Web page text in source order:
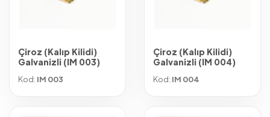
Çiroz (Kalıp Kilidi)
Galvanizli (IM 003)
Kod: IM 003
Çiroz (Kalıp Kilidi)
Galvanizli (IM 004)
Kod: IM 004